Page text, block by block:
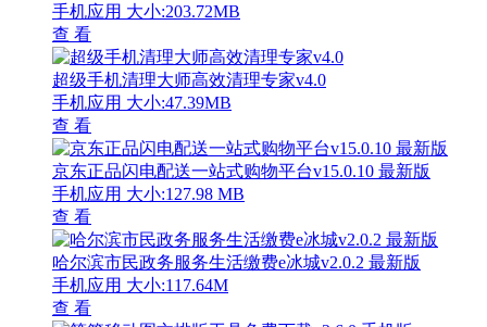
手机应用 大小:203.72MB
查 看
超级手机清理大师高效清理专家v4.0
手机应用 大小:47.39MB
查 看
京东正品闪电配送一站式购物平台v15.0.10 最新版
手机应用 大小:127.98 MB
查 看
哈尔滨市民政务服务生活缴费e冰城v2.0.2 最新版
手机应用 大小:117.64M
查 看